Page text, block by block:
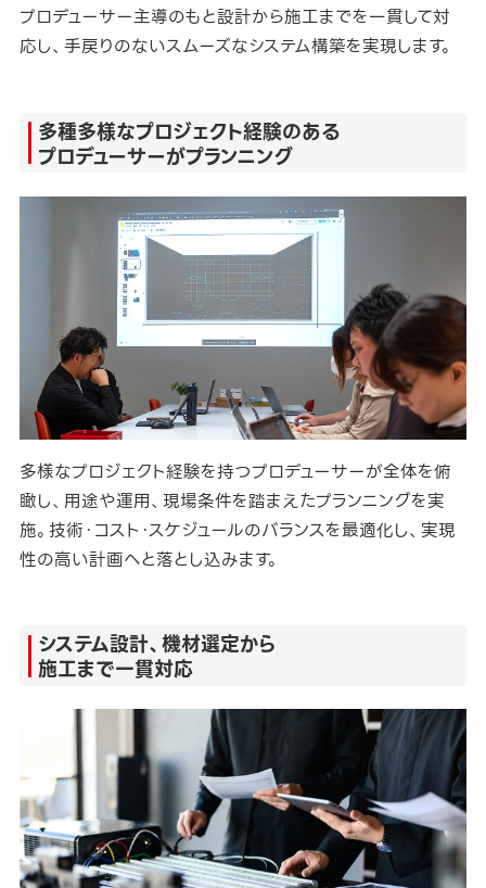
プロデューサー主導のもと設計から施工までを一貫して対
応し、手戻りのないスムーズなシステム構築を実現します。
多種多様なプロジェクト経験のある
プロデューサーがプランニング
多様なプロジェクト経験を持つプロデューサーが全体を俯
瞰し、用途や運用、現場条件を踏まえたプランニングを実
施。技術・コスト・スケジュールのバランスを最適化し、実現
性の高い計画へと落とし込みます。
システム設計、機材選定から
施工まで一貫対応